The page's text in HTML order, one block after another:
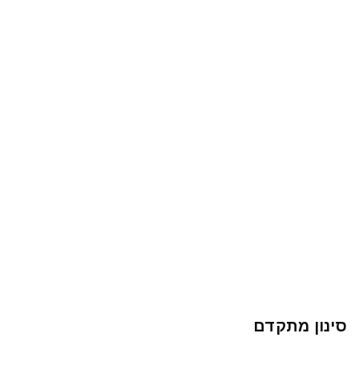
סינון מתקדם